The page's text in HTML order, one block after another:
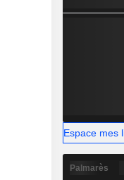
Espace mes
Palmarès